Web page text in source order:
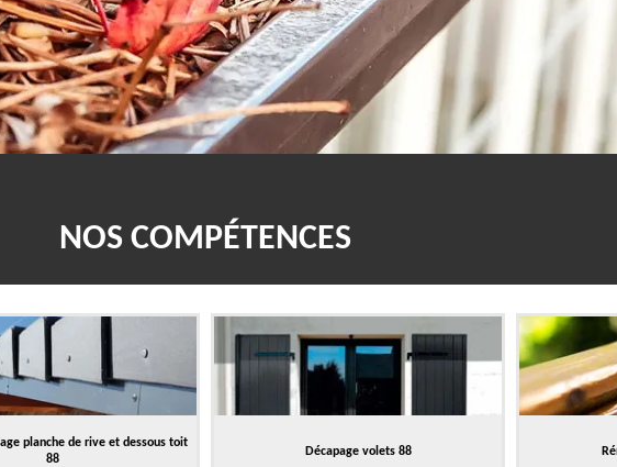
NOS COMPÉTENCES
planche de rive et dessous toit
88
Décapage volets 88